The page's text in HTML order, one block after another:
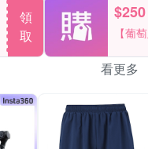
領
取
$250
【葡
品滿
看更多